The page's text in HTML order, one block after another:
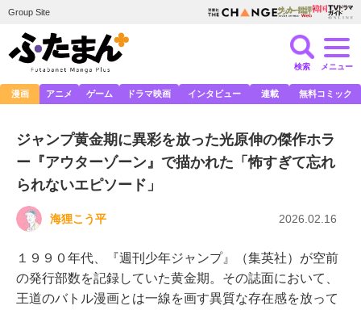
Group Site
検索 メニュー
漫画 アニメ ゲーム ドラマ映画 インタビュー 連載 無料コミック
ジャンプ黄金期に異彩を放った光原伸の傑作ホラ
ー『アウターゾーン』で描かれた「怖すぎて忘れ
られないエピソード」
海狸こう平 2026.02.16
１９９０年代、『週刊少年ジャンプ』（集英社）が空前
の発行部数を記録していた黄金期。その誌面において、
王道のバトル漫画とは一線を画す異質な存在感を放って